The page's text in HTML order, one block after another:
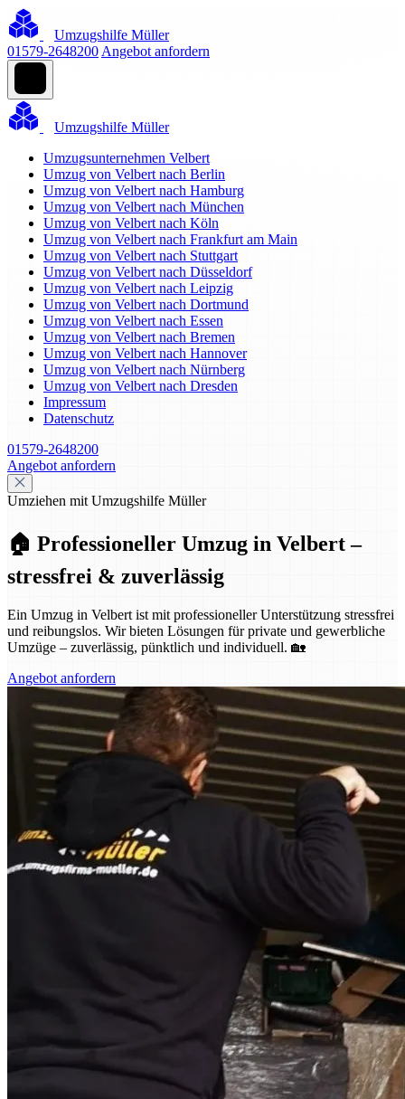
Umzugshilfe Müller
01579-2648200 Angebot anfordern
Umzugshilfe Müller
Umzugsunternehmen Velbert
Umzug von Velbert nach Berlin
Umzug von Velbert nach Hamburg
Umzug von Velbert nach München
Umzug von Velbert nach Köln
Umzug von Velbert nach Frankfurt am Main
Umzug von Velbert nach Stuttgart
Umzug von Velbert nach Düsseldorf
Umzug von Velbert nach Leipzig
Umzug von Velbert nach Dortmund
Umzug von Velbert nach Essen
Umzug von Velbert nach Bremen
Umzug von Velbert nach Hannover
Umzug von Velbert nach Nürnberg
Umzug von Velbert nach Dresden
Impressum
Datenschutz
01579-2648200
Angebot anfordern
Umziehen mit Umzugshilfe Müller
🏠 Professioneller Umzug in Velbert –
stressfrei & zuverlässig
Ein Umzug in Velbert ist mit professioneller Unterstützung stressfrei
und reibungslos. Wir bieten Lösungen für private und gewerbliche
Umzüge – zuverlässig, pünktlich und individuell. 🏡
Angebot anfordern